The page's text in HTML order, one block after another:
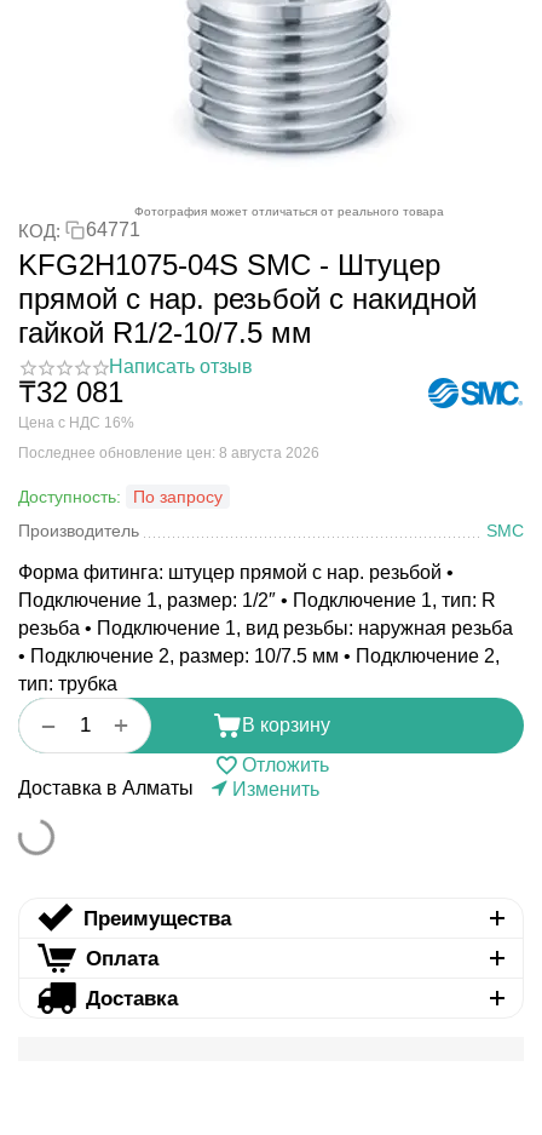
Фотография может отличаться от реального товара
КОД: 64771
KFG2H1075-04S SMC - Штуцер
прямой с нар. резьбой с накидной
гайкой R1/2-10/7.5 мм
Написать отзыв
₸32 081
Цена с НДС 16%
Последнее обновление цен: 8 августа 2026
Доступность:
По запросу
Производитель
SMC
Форма фитинга: штуцер прямой с нар. резьбой •
Подключение 1, размер: 1/2″ • Подключение 1, тип: R
резьба • Подключение 1, вид резьбы: наружная резьба
• Подключение 2, размер: 10/7.5 мм • Подключение 2,
тип: трубка
+
−
В корзину
Отложить
Доставка в Алматы
Изменить
Преимущества
Оплата
Доставка